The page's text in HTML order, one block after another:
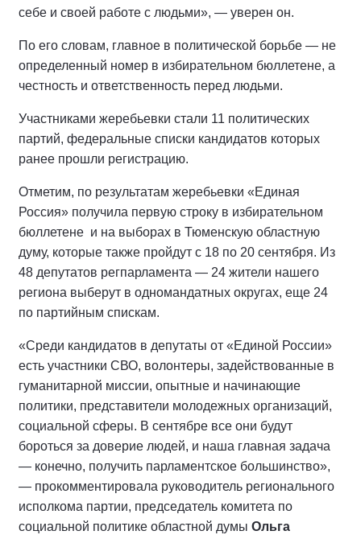
себе и своей работе с людьми», — уверен он.
По его словам, главное в политической борьбе — не
определенный номер в избирательном бюллетене, а
честность и ответственность перед людьми.
Участниками жеребьевки стали 11 политических
партий, федеральные списки кандидатов которых
ранее прошли регистрацию.
Отметим, по результатам жеребьевки «Единая
Россия» получила первую строку в избирательном
бюллетене и на выборах в Тюменскую областную
думу, которые также пройдут с 18 по 20 сентября. Из
48 депутатов регпарламента — 24 жители нашего
региона выберут в одномандатных округах, еще 24
по партийным спискам.
«Среди кандидатов в депутаты от «Единой России»
есть участники СВО, волонтеры, задействованные в
гуманитарной миссии, опытные и начинающие
политики, представители молодежных организаций,
социальной сферы. В сентябре все они будут
бороться за доверие людей, и наша главная задача
— конечно, получить парламентское большинство»,
— прокомментировала руководитель регионального
исполкома партии, председатель комитета по
социальной политике областной думы Ольга